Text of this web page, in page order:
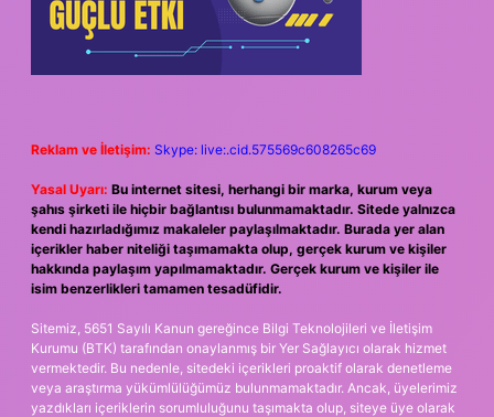
Reklam ve İletişim: Skype: live:.cid.575569c608265c69
Yasal Uyarı: Bu internet sitesi, herhangi bir marka, kurum veya
şahıs şirketi ile hiçbir bağlantısı bulunmamaktadır. Sitede yalnızca
kendi hazırladığımız makaleler paylaşılmaktadır. Burada yer alan
içerikler haber niteliği taşımamakta olup, gerçek kurum ve kişiler
hakkında paylaşım yapılmamaktadır. Gerçek kurum ve kişiler ile
isim benzerlikleri tamamen tesadüfidir.
Sitemiz, 5651 Sayılı Kanun gereğince Bilgi Teknolojileri ve İletişim
Kurumu (BTK) tarafından onaylanmış bir Yer Sağlayıcı olarak hizmet
vermektedir. Bu nedenle, sitedeki içerikleri proaktif olarak denetleme
veya araştırma yükümlülüğümüz bulunmamaktadır. Ancak, üyelerimiz
yazdıkları içeriklerin sorumluluğunu taşımakta olup, siteye üye olarak